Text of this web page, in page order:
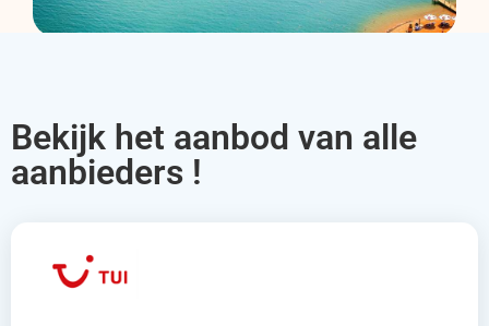
Bekijk het aanbod van alle
aanbieders !